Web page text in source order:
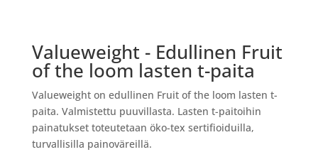
Valueweight - Edullinen Fruit
of the loom lasten t-paita
Valueweight on edullinen Fruit of the loom lasten t-
paita. Valmistettu puuvillasta. Lasten t-paitoihin
painatukset toteutetaan öko-tex sertifioiduilla,
turvallisilla painoväreillä.